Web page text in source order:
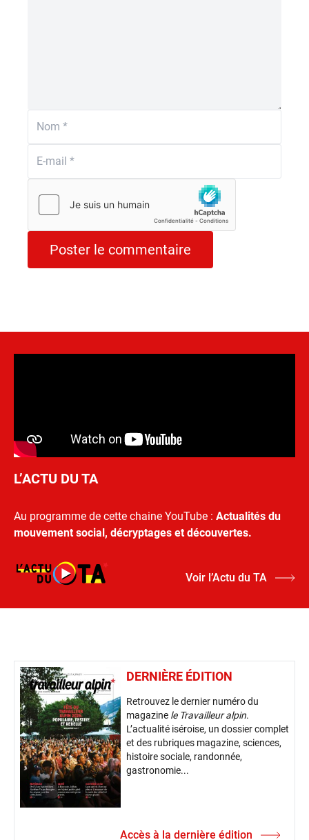
L’ACTU DU TA
Au programme de cette chaine YouTube : Actualités du
mouvement social, décryptages et découvertes.
Voir l’Actu du TA
DERNIÈRE ÉDITION
Retrouvez le dernier numéro du
magazine le Travailleur alpin.
L’actualité iséroise, un dossier complet
et des rubriques magazine, sciences,
histoire sociale, randonnée,
gastronomie...
Accès à la dernière édition